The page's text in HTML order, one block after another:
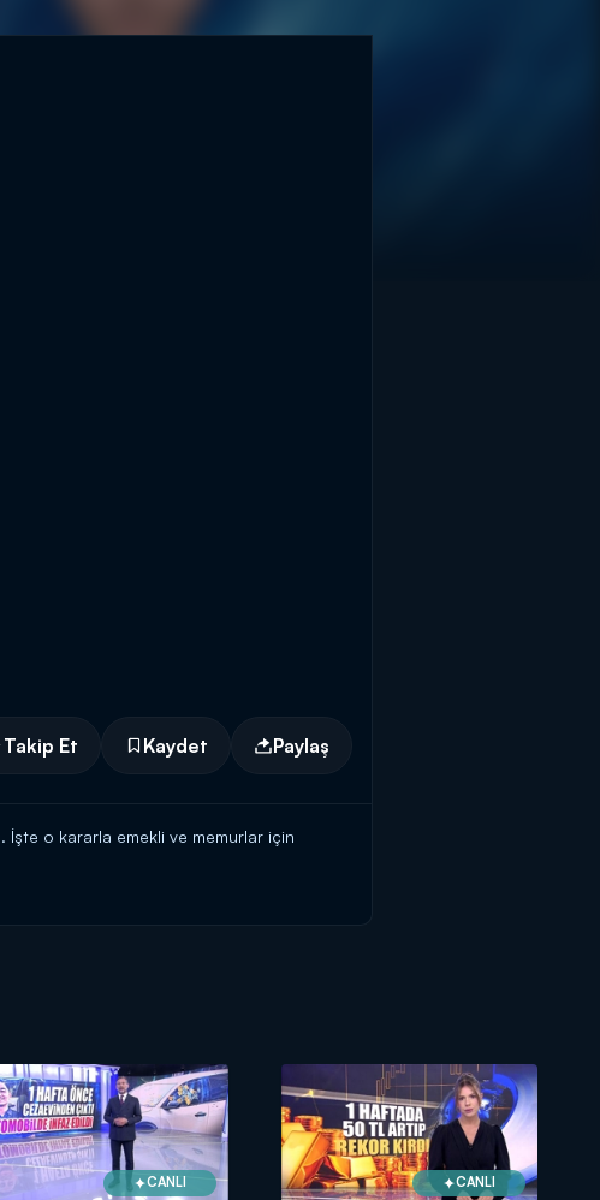
Takip Et Kaydet Paylaş
İşte o kararla emekli ve memurlar için
CANLI CANLI